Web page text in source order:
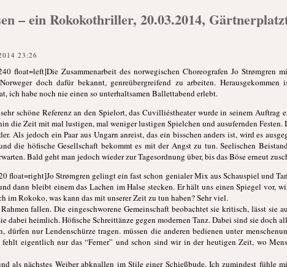
– ein Rokokothriller, 20.03.2014,
23:26
float=left]Die Zusammenarbeit des norwegischen Choreografen Jo Strømgren
doch dafür bekannt, genreübergreifend zu arbeiten.
ich habe noch nie einen so unterhaltsamen Ballettabend erlebt.
schöne Referenz an den Spielort, das Cuvilliéstheater wurde in seinem Auftrag
die Zeit mit mal lustigen, mal weniger lustigen Spielchen und ausufernden
Als jedoch ein Paar aus Ungarn anreist, das ein bisschen anders ist, wird es
die höfische Gesellschaft bekommt es mit der Angst zu tun. Seelischen
Bald geht man jedoch wieder zur Tagesordnung über, bis das Böse erneut
float=right]Jo Strømgren gelingt ein fast schon genialer Mix aus Schauspiel und
dann bleibt einem das Lachen im Halse stecken. Er hält uns einen Spiegel vor,
im Rokoko, was kann das mit unserer Zeit zu tun haben? Sehr viel.
fallen. Die eingeschworene Gemeinschaft beobachtet sie kritisch, lässt sie
dabei heimlich. Höfische Schreittänze gegen modernen Tanz. Dabei sind sie doch
dürfen nur Lendenschürze tragen. müssen die anderen bedienen unter
fehlt eigentlich nur das “Ferner” und schon sind wir in der heutigen Zeit, wo
als nächstes Weiber abknallen im Stile einer Schießbude. Ich zumindest fühle